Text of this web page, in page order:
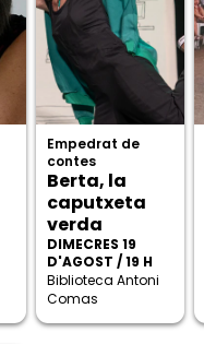
Empedrat de
contes
Berta, la
caputxeta
verda
DIMECRES 19
D'AGOST / 19 H
Biblioteca Antoni
Comas